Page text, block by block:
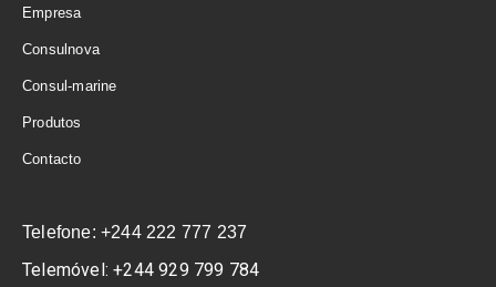
Empresa
Consulnova
Consul-marine
Produtos
Contacto
Telefone: +244 222 777 237
Telemóvel: +244 929 799 784